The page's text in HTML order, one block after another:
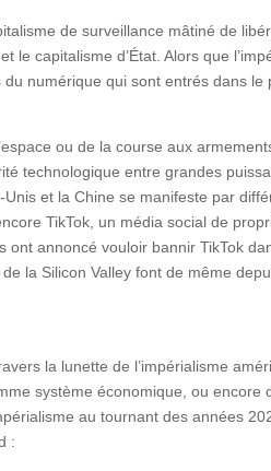
de surveillance mâtiné de
capitalisme d’État. Alors que
numérique qui sont entrés dans
ou de la course aux
technologique entre grandes
et la Chine se manifeste par
TikTok, un média social de
annoncé vouloir bannir TikTok
la Silicon Valley font de même
la lunette de l’impérialisme
système économique, ou encore
au tournant des années
: